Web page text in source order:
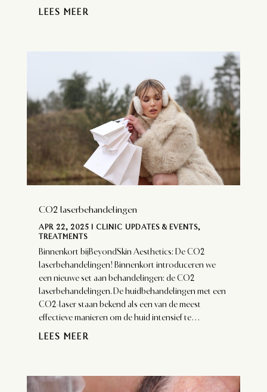
LEES MEER
CO2 laserbehandelingen
APR 22, 2025| CLINIC UPDATES & EVENTS,
TREATMENTS
Binnenkort bijBeyondSkin Aesthetics: De CO2
laserbehandelingen! Binnenkort introduceren we
een nieuwe set aan behandelingen: de CO2
laserbehandelingen. De huidbehandelingen met een
CO2-laser staan bekend als een van de meest
effectieve manieren om de huid intensief te...
LEES MEER